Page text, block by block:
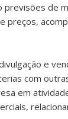
previsões de
preços,
e
com
em